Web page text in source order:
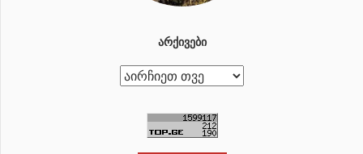
ᲐᲠᲥᲘᲕᲔᲑᲘ
ა